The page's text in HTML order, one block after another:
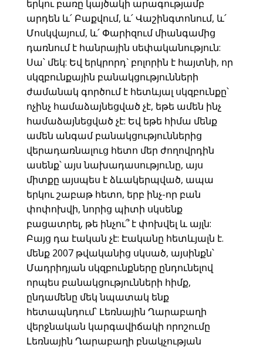
երկու բառը կայծակի արագությամբ
արդեն և՛ Բաքվում, և՛ Վաշինգտոնում, և՛
Մոսկվայում, և՛ Փարիզում միանգամից
դառնում է հանրային սեփականություն:
Սա՝ մեկ: Եվ երկրորդ` բոլորին է հայտնի, որ
սկզբունքային բանակցությունների
ժամանակ գործում է հետևյալ սկզբունքը՝
ոչինչ համաձայնեցված չէ, եթե ամեն ինչ
համաձայնեցված չէ: Եվ եթե հիմա մենք
ամեն անգամ բանակցություններից
վերադառնալուց հետո մեր ժողովրդին
ասենք՝ այս նախադասությունը, այս
միտքը այսպես է ձևակերպված, ապա
երկու շաբաթ հետո, երբ ինչ-որ բան
փոփոխվի, նորից պիտի սկսենք
բացատրել, թե ինչու՞ է փոխվել և այլն:
Բայց դա էական չէ: Էականը հետևյալն է.
մենք 2007 թվականից սկսած, այսինքն՝
Մադրիդյան սկզբունքները ընդունելով
որպես բանակցությունների հիմք,
ընդամենը մեկ նպատակ ենք
հետապնդում՝ Լեռնային Ղարաբաղի
վերջնական կարգավիճակի որոշումը
Լեռնային Ղարաբաղի բնակչության